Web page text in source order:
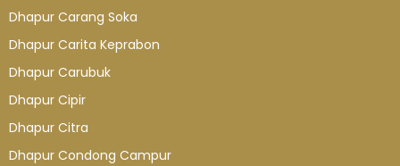
Dhapur Carang Soka
Dhapur Carita Keprabon
Dhapur Carubuk
Dhapur Cipir
Dhapur Citra
Dhapur Condong Campur